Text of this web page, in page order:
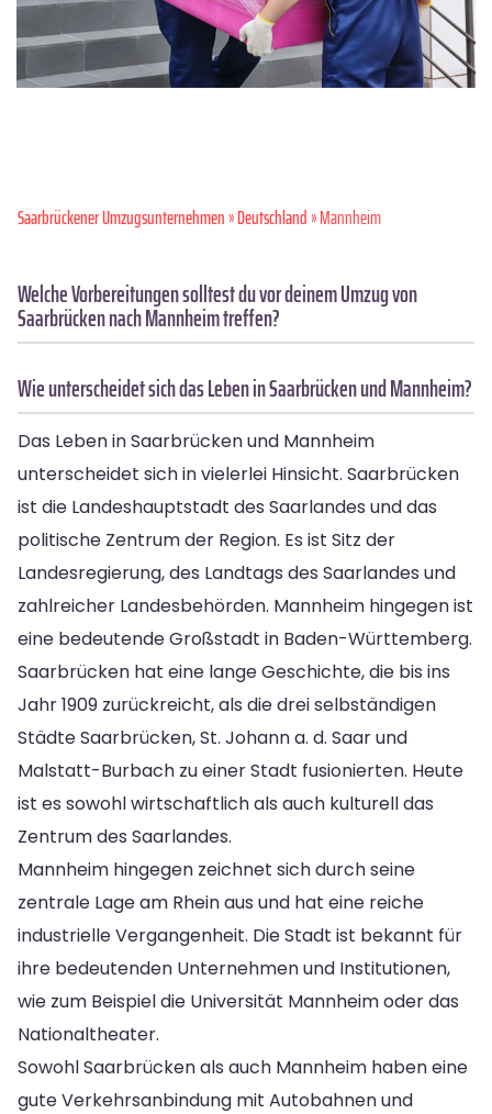
Saarbrückener Umzugsunternehmen»Deutschland» Mannheim
Welche Vorbereitungen solltest du vor deinem Umzug von
Saarbrücken nach Mannheim treffen?
Wie unterscheidet sich das Leben in Saarbrücken und Mannheim?
Das Leben in Saarbrücken und Mannheim
unterscheidet sich in vielerlei Hinsicht. Saarbrücken
ist die Landeshauptstadt des Saarlandes und das
politische Zentrum der Region. Es ist Sitz der
Landesregierung, des Landtags des Saarlandes und
zahlreicher Landesbehörden. Mannheim hingegen ist
eine bedeutende Großstadt in Baden-Württemberg.
Saarbrücken hat eine lange Geschichte, die bis ins
Jahr 1909 zurückreicht, als die drei selbständigen
Städte Saarbrücken, St. Johann a. d. Saar und
Malstatt-Burbach zu einer Stadt fusionierten. Heute
ist es sowohl wirtschaftlich als auch kulturell das
Zentrum des Saarlandes.
Mannheim hingegen zeichnet sich durch seine
zentrale Lage am Rhein aus und hat eine reiche
industrielle Vergangenheit. Die Stadt ist bekannt für
ihre bedeutenden Unternehmen und Institutionen,
wie zum Beispiel die Universität Mannheim oder das
Nationaltheater.
Sowohl Saarbrücken als auch Mannheim haben eine
gute Verkehrsanbindung mit Autobahnen und